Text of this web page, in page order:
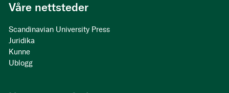
Våre nettsteder
Scandinavian University Press
Juridika
Kunne
Ublogg